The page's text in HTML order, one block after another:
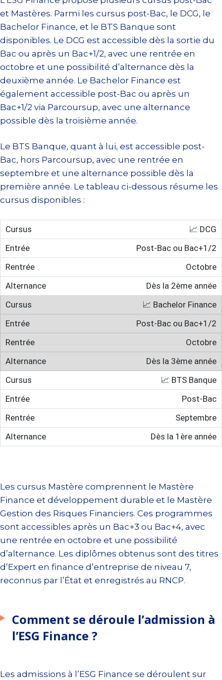
et Mastères. Parmi les cursus post-Bac, le DCG, le
Bachelor Finance, et le BTS Banque sont
disponibles. Le DCG est accessible dès la sortie du
Bac ou après un Bac+1/2, avec une rentrée en
octobre et une possibilité d’alternance dès la
deuxième année. Le Bachelor Finance est
également accessible post-Bac ou après un
Bac+1/2 via Parcoursup, avec une alternance
possible dès la troisième année.
Le BTS Banque, quant à lui, est accessible post-
Bac, hors Parcoursup, avec une rentrée en
septembre et une alternance possible dès la
première année. Le tableau ci-dessous résume les
cursus disponibles :
📈 DCG
Post-Bac ou Bac+1/2
Octobre
Dès la 2ème année
📈 Bachelor Finance
Post-Bac ou Bac+1/2
Octobre
Dès la 3ème année
📈 BTS Banque
Post-Bac
Septembre
Dès la 1ère année
Les cursus Mastère comprennent le Mastère
Finance et développement durable et le Mastère
Gestion des Risques Financiers. Ces programmes
sont accessibles après un Bac+3 ou Bac+4, avec
une rentrée en octobre et une possibilité
d’alternance. Les diplômes obtenus sont des titres
d’Expert en finance d’entreprise de niveau 7,
reconnus par l’État et enregistrés au RNCP.
Comment se déroule l’admission à
l’ESG Finance ?
Les admissions à l’ESG Finance se déroulent sur